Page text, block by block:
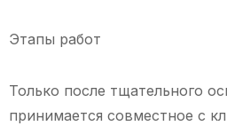
Этапы работ
Только после тщательного
принимается совместное с